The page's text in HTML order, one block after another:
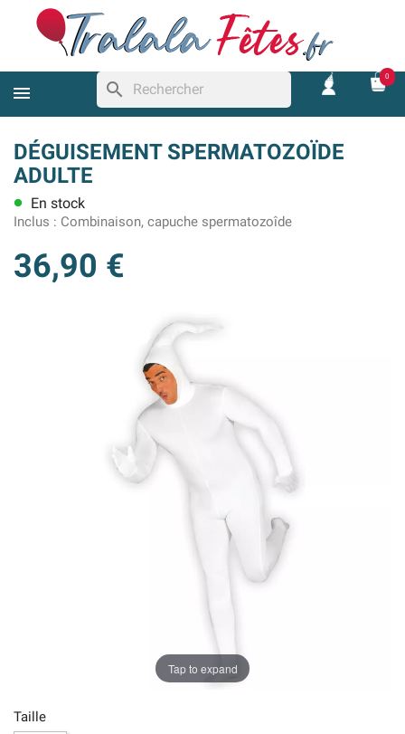
search
0
DÉGUISEMENT SPERMATOZOÏDE
ADULTE
lens En stock
Inclus : Combinaison, capuche spermatozoîde
36,90 €
Tap to expand
Taille